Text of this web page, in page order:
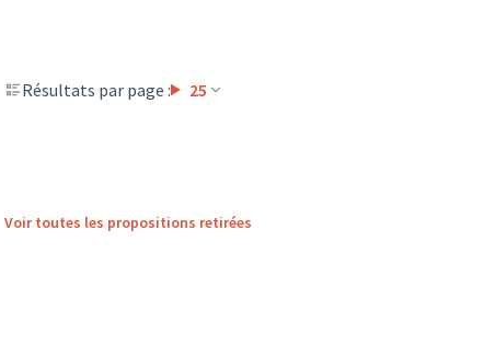
Résultats par page : 25
Voir toutes les propositions retirées